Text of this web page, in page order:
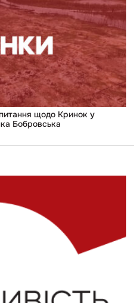
щодо Кринок у
Бобровська